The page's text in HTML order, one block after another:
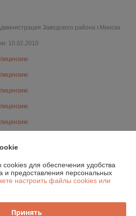
Заводского района г.Минска
10.02.2010
для обеспечения удобства
и предоставления персональных
настроить файлы cookies или
Принять